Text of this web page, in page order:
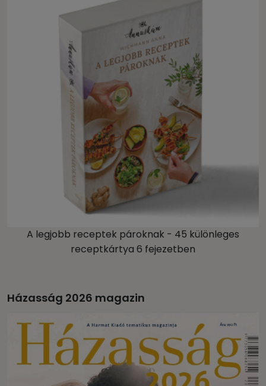
A legjobb receptek pároknak - 45 különleges
receptkártya 6 fejezetben
Házasság 2026 magazin